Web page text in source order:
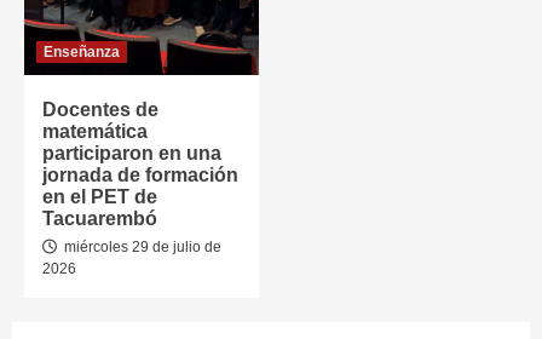
Enseñanza
Docentes de
matemática
participaron en una
jornada de formación
en el PET de
Tacuarembó
miércoles 29 de julio de
2026